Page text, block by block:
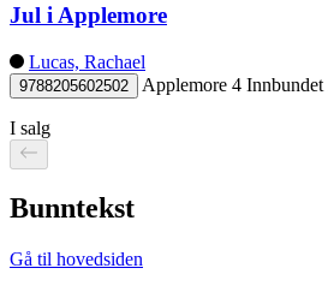
Jul i Applemore
Lucas, Rachael
9788205602502 Applemore 4 Innbundet
I salg
Bunntekst
Gå til hovedsiden